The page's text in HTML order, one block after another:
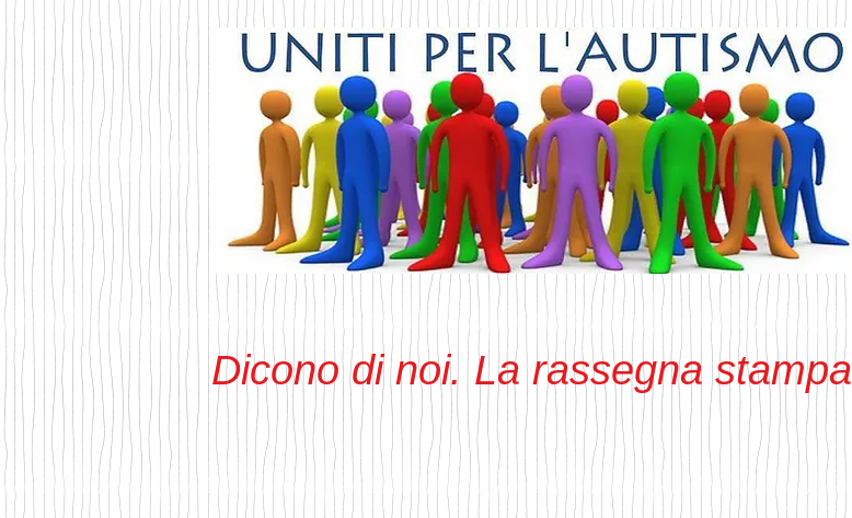
Dicono di noi. La rassegna stampa